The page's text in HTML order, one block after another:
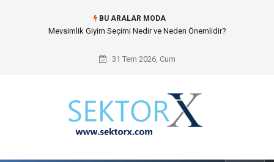
BU ARALAR MODA
Mevsimlik Giyim Seçimi Nedir ve Neden Önemlidir?
31 Tem 2026, Cum